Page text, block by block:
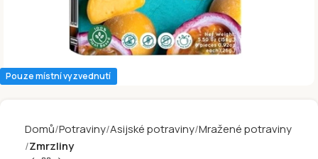
Pouze místní vyzvednutí
Domů Potraviny Asijské potraviny Mražené potraviny
Zmrzliny